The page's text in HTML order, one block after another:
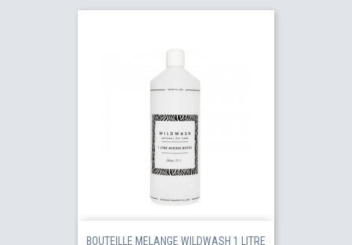
BOUTEILLE MELANGE WILDWASH 1 LITRE